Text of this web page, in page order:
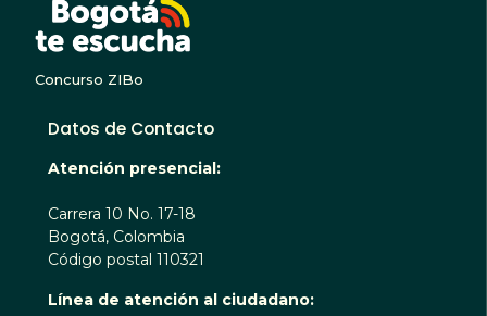
Concurso ZIBo
Datos de Contacto
Atención presencial:
Carrera 10 No. 17-18
Bogotá, Colombia
Código postal 110321
Línea de atención al ciudadano: